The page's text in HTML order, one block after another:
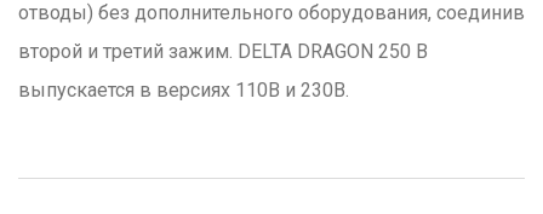
отводы) без дополнительного оборудования, соединив
второй и третий зажим. DELTA DRAGON 250 B
выпускается в версиях 110В и 230В.